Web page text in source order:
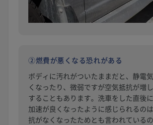
②燃費が悪くなる恐れがある
ボディに汚れがついたままだと、静電
くなったり、微弱ですが空気抵抗が増
することもあります。洗車をした直後
加速が良くなったように感じられるの
抗がなくなったためとも言われているの